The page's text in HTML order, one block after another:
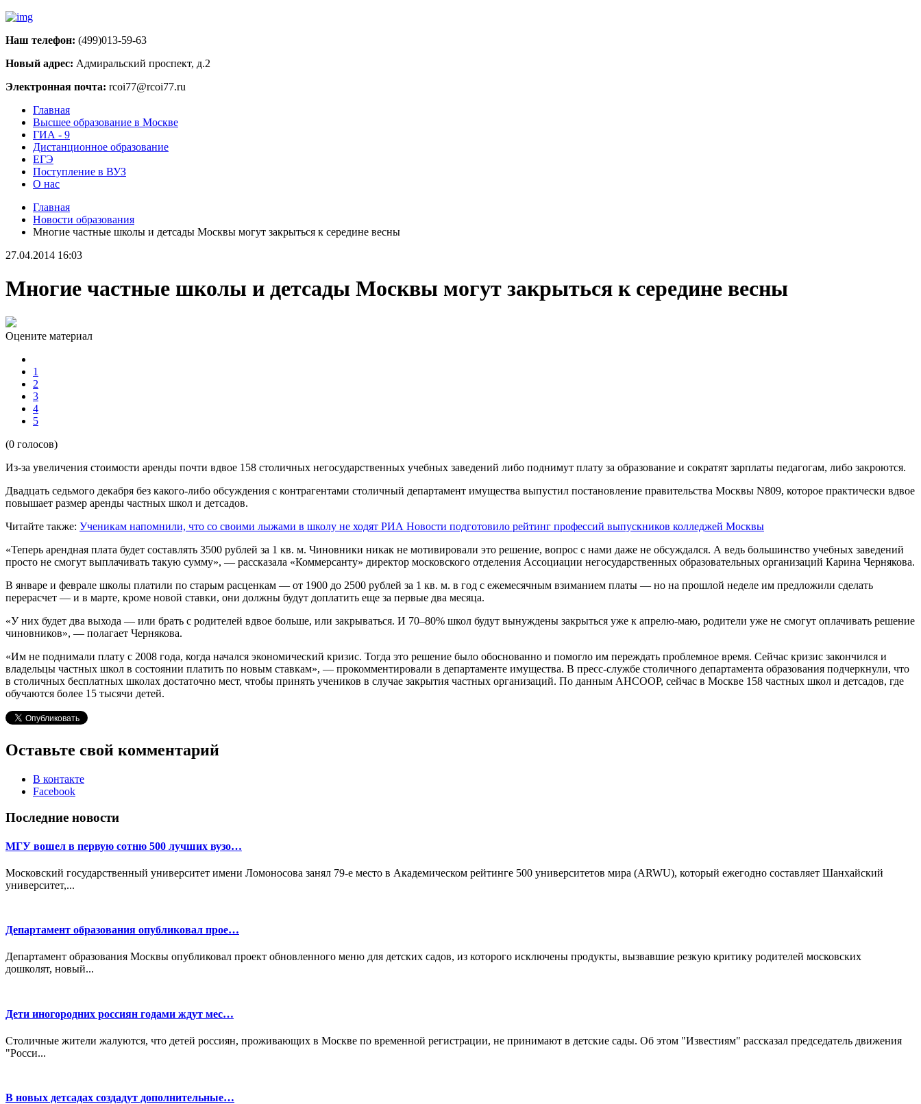
Наш телефон: (499)013-59-63
Новый адрес: Адмиральский проспект, д.2
Электронная почта: rcoi77@rcoi77.ru
Главная
Высшее образование в Москве
ГИА - 9
Дистанционное образование
ЕГЭ
Поступление в ВУЗ
О нас
Главная
Новости образования
Многие частные школы и детсады Москвы могут закрыться к середине весны
27.04.2014 16:03
Многие частные школы и детсады Москвы могут закрыться к середине весны
Оцените материал
1
2
3
4
5
(0 голосов)
Из-за увеличения стоимости аренды почти вдвое 158 столичных негосударственных учебных заведений либо поднимут плату за образование и сократят зарплаты педагогам, либо закроются.
Двадцать седьмого декабря без какого-либо обсуждения с контрагентами столичный департамент имущества выпустил постановление правительства Москвы N809, которое практически вдвое
повышает размер аренды частных школ и детсадов.
Читайте также: Ученикам напомнили, что со своими лыжами в школу не ходят РИА Новости подготовило рейтинг профессий выпускников колледжей Москвы
«Теперь арендная плата будет составлять 3500 рублей за 1 кв. м. Чиновники никак не мотивировали это решение, вопрос с нами даже не обсуждался. А ведь большинство учебных заведений
просто не смогут выплачивать такую сумму», — рассказала «Коммерсанту» директор московского отделения Ассоциации негосударственных образовательных организаций Карина Чернякова.
В январе и феврале школы платили по старым расценкам — от 1900 до 2500 рублей за 1 кв. м. в год с ежемесячным взиманием платы — но на прошлой неделе им предложили сделать
перерасчет — и в марте, кроме новой ставки, они должны будут доплатить еще за первые два месяца.
«У них будет два выхода — или брать с родителей вдвое больше, или закрываться. И 70–80% школ будут вынуждены закрыться уже к апрелю-маю, родители уже не смогут оплачивать решение
чиновников», — полагает Чернякова.
«Им не поднимали плату с 2008 года, когда начался экономический кризис. Тогда это решение было обоснованно и помогло им переждать проблемное время. Сейчас кризис закончился и
владельцы частных школ в состоянии платить по новым ставкам», — прокомментировали в департаменте имущества. В пресс-службе столичного департамента образования подчеркнули, что
в столичных бесплатных школах достаточно мест, чтобы принять учеников в случае закрытия частных организаций. По данным АНСООР, сейчас в Москве 158 частных школ и детсадов, где
обучаются более 15 тысячи детей.
Оставьте свой комментарий
В контакте
Facebook
Последние новости
МГУ вошел в первую сотню 500 лучших вузо…
Московский государственный университет имени Ломоносова занял 79-е место в Академическом рейтинге 500 университетов мира (ARWU), который ежегодно составляет Шанхайский
университет,...
Департамент образования опубликовал прое…
Департамент образования Москвы опубликовал проект обновленного меню для детских садов, из которого исключены продукты, вызвавшие резкую критику родителей московских
дошколят, новый...
Дети иногородних россиян годами ждут мес…
Столичные жители жалуются, что детей россиян, проживающих в Москве по временной регистрации, не принимают в детские сады. Об этом "Известиям" рассказал председатель движения
"Росси...
В новых детсадах создадут дополнительные…